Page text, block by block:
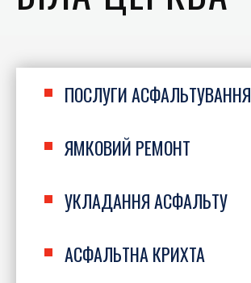
ПОСЛУГИ АСФАЛЬТУВАННЯ
ЯМКОВИЙ РЕМОНТ
УКЛАДАННЯ АСФАЛЬТУ
АСФАЛЬТНА КРИХТА